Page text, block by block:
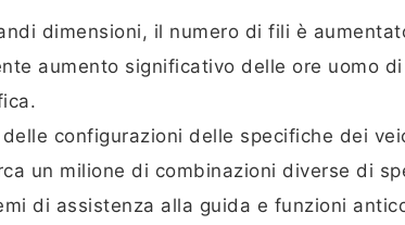
dimensioni, il numero di fili è
aumento significativo delle ore uomo
configurazioni delle specifiche dei
un milione di combinazioni diverse di
di assistenza alla guida e funzioni